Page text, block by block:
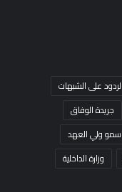
الردود على الشبهات
جريدة الوفاق
سمو ولي العهد
وزارة الداخلية